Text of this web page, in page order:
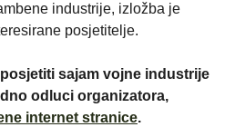
industrije, izložba je
posjetitelje.
sajam vojne industrije
odluci organizatora,
internet stranice.